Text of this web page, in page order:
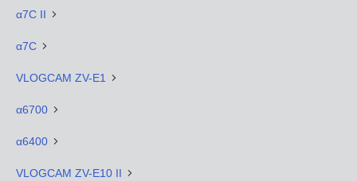
α7C II
α7C
VLOGCAM ZV-E1
α6700
α6400
VLOGCAM ZV-E10 II